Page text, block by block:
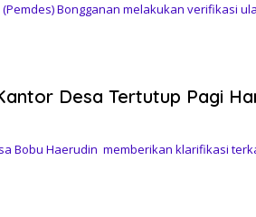
Bongganan melakukan verifikasi
Desa Tertutup Pagi
Bobu Haerudin memberikan klarifikasi